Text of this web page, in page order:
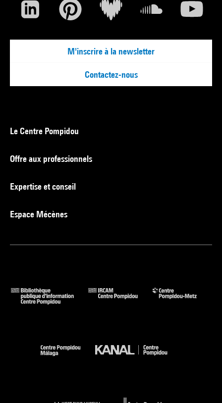
M'inscrire à la newsletter
Contactez-nous
Le Centre Pompidou
Offre aux professionnels
Expertise et conseil
Espace Mécènes